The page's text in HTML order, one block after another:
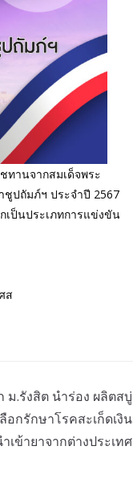
านจากสมเด็จพระ
ชูปถัมภ์ฯ ประจำปี 2567
เป็นประเภทการแข่งขัน
ส
ม.รังสิต นำร่อง ผลิตสบู่
อกรักษาโรคสะเก็ดเงิน
เข้ายาจากต่างประเทศ